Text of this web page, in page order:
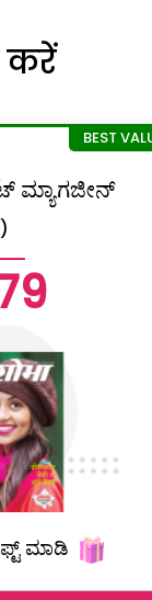
करें
ಮ್ಯಾಗಜೀನ್
ಮಾಡಿ